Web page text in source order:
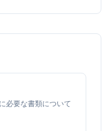
必要な書類について